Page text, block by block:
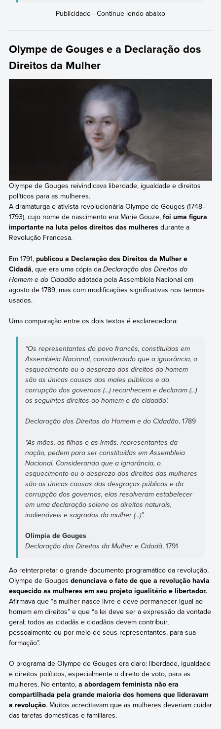
Olympe de Gouges e a Declaração dos
Direitos da Mulher
Olympe de Gouges reivindicava liberdade, igualdade e direitos
políticos para as mulheres.
A dramaturga e ativista revolucionária Olympe de Gouges (1748–
1793), cujo nome de nascimento era Marie Gouze, foi uma figura
importante na luta pelos direitos das mulheresdurante a
Revolução Francesa.
Em 1791, publicou a Declaração dos Direitos da Mulher e
Cidadã, que era uma cópia da Declaração dos Direitos do
Homem e do Cidadãoadotada pela Assembleia Nacional em
agosto de 1789, mas com modificações significativas nos termos
usados.
Uma comparação entre os dois textos é esclarecedora:
“Os representantes do povo francês, constituídos em
Assembleia Nacional, considerando que a ignorância, o
esquecimento ou o desprezo dos direitos do homem
são as únicas causas dos males públicos e da
corrupção dos governos (...) reconhecem e declaram (...)
os seguintes direitos do homem e do cidadão’.
Declaração dos Direitos do Homem e do Cidadão, 1789
“As mães, as filhas e as irmãs, representantes da
nação, pedem para ser constituídas em Assembleia
Nacional. Considerando que a ignorância, o
esquecimento ou o desprezo dos direitos das mulheres
são as únicas causas das desgraças públicas e da
corrupção dos governos, elas resolveram estabelecer
em uma declaração solene os direitos naturais,
inalienáveis e sagrados da mulher (...)”.
Olimpia de Gouges
Declaração dos Direitos da Mulher e Cidadã, 1791
Ao reinterpretar o grande documento programático da revolução,
Olympe de Gouges denunciava o fato de que a revolução havia
esquecido as mulheres em seu projeto igualitário e libertador.
Afirmava que “a mulher nasce livre e deve permanecer igual ao
homem em direitos” e que “a lei deve ser a expressão da vontade
geral; todos as cidadãs e cidadãos devem contribuir,
pessoalmente ou por meio de seus representantes, para sua
formação”.
O programa de Olympe de Gouges era claro: liberdade, igualdade
e direitos políticos, especialmente o direito de voto, para as
mulheres. No entanto, a abordagem feminista não era
compartilhada pela grande maioria dos homens que lideravam
a revolução. Muitos acreditavam que as mulheres deveriam cuidar
das tarefas domésticas e familiares.